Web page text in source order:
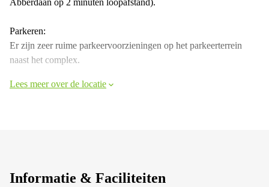
Abberdaan op 2 minuten loopafstand).
Parkeren:
Er zijn zeer ruime parkeervoorzieningen op het parkeerterrein
naast het complex.
Lees meer over de locatie
Informatie & Faciliteiten